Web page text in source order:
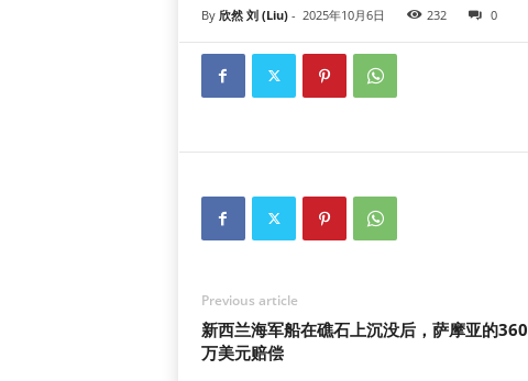
By 欣然 刘 (Liu)- 2025年10月6日 232 0
Previous article
新西兰海军船在礁石上沉没后，萨摩亚的360
万美元赔偿